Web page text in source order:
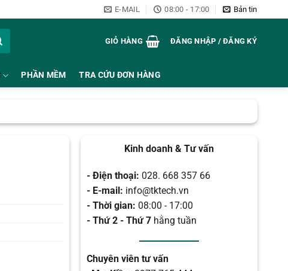
E-MAIL 08:00 - 17:00 Bản tin
GIỎ HÀNG ĐĂNG NHẬP / ĐĂNG KÝ
PHẦN MỀM TRA CỨU ĐƠN HÀNG
Kinh doanh & Tư vấn
- Điện thoại: 028. 668 357 66
- E-mail: info@tktech.vn
- Thời gian: 08:00 - 17:00
- Thứ 2 - Thứ 7 hằng tuần
Chuyên viên tư vấn